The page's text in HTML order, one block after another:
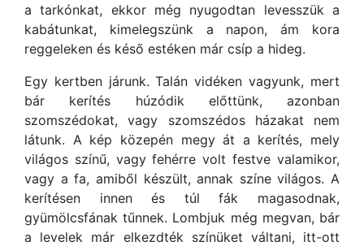
a tarkónkat, ekkor még nyugodtan levesszük a
kabátunkat, kimelegszünk a napon, ám kora
reggeleken és késő estéken már csíp a hideg.
Egy kertben járunk. Talán vidéken vagyunk, mert
bár kerítés húzódik előttünk, azonban
szomszédokat, vagy szomszédos házakat nem
látunk. A kép közepén megy át a kerítés, mely
világos színű, vagy fehérre volt festve valamikor,
vagy a fa, amiből készült, annak színe világos. A
kerítésen innen és túl fák magasodnak,
gyümölcsfának tűnnek. Lombjuk még megvan, bár
a levelek már elkezdték színüket váltani, itt-ott